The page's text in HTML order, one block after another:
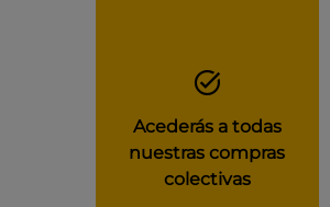
Acederás a todas
nuestras compras
colectivas